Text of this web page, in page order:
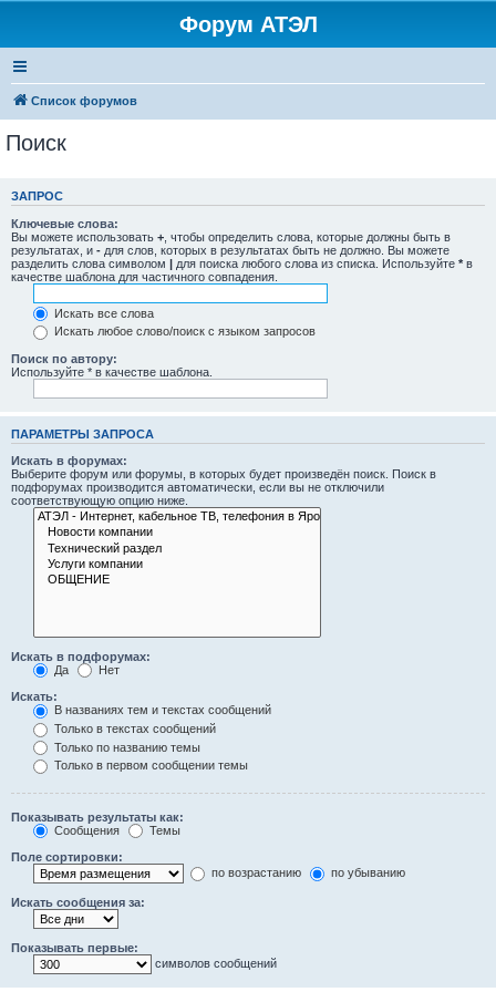
Форум АТЭЛ
Список форумов
Поиск
ЗАПРОС
Ключевые слова:
Вы можете использовать + , чтобы определить слова, которые должны быть в
результатах, и - для слов, которых в результатах быть не должно. Вы можете
разделить слова символом | для поиска любого слова из списка. Используйте * в
качестве шаблона для частичного совпадения.
Искать все слова
Искать любое слово/поиск с языком запросов
Поиск по автору:
Используйте * в качестве шаблона.
ПАРАМЕТРЫ ЗАПРОСА
Искать в форумах:
Выберите форум или форумы, в которых будет произведён поиск. Поиск в
подфорумах производится автоматически, если вы не отключили
соответствующую опцию ниже.
Искать в подфорумах:
Да
Нет
Искать:
В названиях тем и текстах сообщений
Только в текстах сообщений
Только по названию темы
Только в первом сообщении темы
Показывать результаты как:
Сообщения
Темы
Поле сортировки:
по возрастанию
по убыванию
Искать сообщения за:
Показывать первые:
символов сообщений